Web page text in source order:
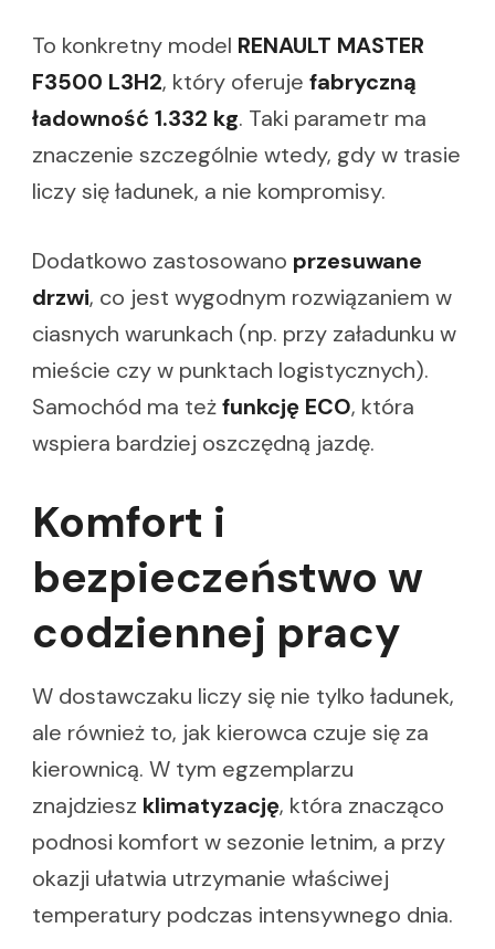
To konkretny model RENAULT MASTER
F3500 L3H2, który oferuje fabryczną
ładowność 1.332 kg. Taki parametr ma
znaczenie szczególnie wtedy, gdy w trasie
liczy się ładunek, a nie kompromisy.
Dodatkowo zastosowano przesuwane
drzwi, co jest wygodnym rozwiązaniem w
ciasnych warunkach (np. przy załadunku w
mieście czy w punktach logistycznych).
Samochód ma teżfunkcję ECO, która
wspiera bardziej oszczędną jazdę.
Komfort i
bezpieczeństwo w
codziennej pracy
W dostawczaku liczy się nie tylko ładunek,
ale również to, jak kierowca czuje się za
kierownicą. W tym egzemplarzu
znajdziesz klimatyzację, która znacząco
podnosi komfort w sezonie letnim, a przy
okazji ułatwia utrzymanie właściwej
temperatury podczas intensywnego dnia.